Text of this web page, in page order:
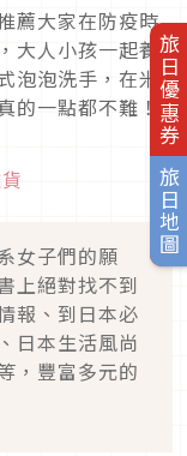
旅日優惠券
旅日地圖
薦大家在防疫時
大人小孩一起養
泡泡洗手，在米
的一點都不難！
女子們的願
上絕對找不到
報、到日本必
日本生活風尚
，豐富多元的